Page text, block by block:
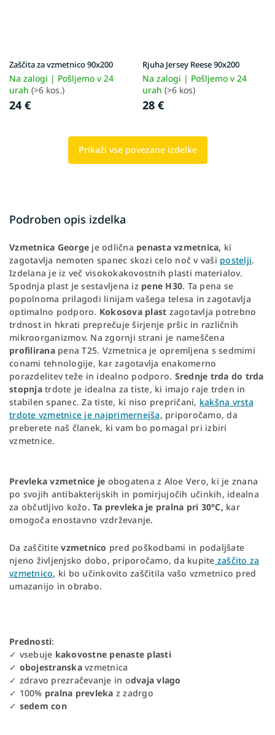
Zaščita za vzmetnico 90x200
Na zalogi | Pošljemo v 24
urah (>6 kos.)
24 €
Rjuha Jersey Reese 90x200
Na zalogi | Pošljemo v 24
urah (>6 kos)
28 €
Prikaži vse povezane izdelke
Podroben opis izdelka
Vzmetnica George je odlična penasta vzmetnica, ki
zagotavlja nemoten spanec skozi celo noč v vaši postelji.
Izdelana je iz več visokokakovostnih plasti materialov.
Spodnja plast je sestavljena iz pene H30. Ta pena se
popolnoma prilagodi linijam vašega telesa in zagotavlja
optimalno podporo. Kokosova plast zagotavlja potrebno
trdnost in hkrati preprečuje širjenje pršic in različnih
mikroorganizmov. Na zgornji strani je nameščena
profilirana pena T25. Vzmetnica je opremljena s sedmimi
conami tehnologije, kar zagotavlja enakomerno
porazdelitev teže in idealno podporo. Srednje trda do trda
stopnjatrdote je idealna za tiste, ki imajo raje trden in
stabilen spanec. Za tiste, ki niso prepričani, kakšna vrsta
trdote vzmetnice je najprimernejša, priporočamo, da
preberete naš članek, ki vam bo pomagal pri izbiri
vzmetnice.
Prevleka vzmetnice je obogatena z Aloe Vero, ki je znana
po svojih antibakterijskih in pomirjujočih učinkih, idealna
za občutljivo kožo. Ta prevleka je pralna pri 30°C, kar
omogoča enostavno vzdrževanje.
Da zaščititevzmetnico pred poškodbami in podaljšate
njeno življenjsko dobo, priporočamo, da kupite zaščito za
vzmetnico, ki bo učinkovito zaščitila vašo vzmetnico pred
umazanijo in obrabo.
Prednosti:
✓ vsebuje kakovostne penaste plasti
✓ obojestranska vzmetnica
✓ zdravo prezračevanje in odvaja vlago
✓ 100% pralna prevleka z zadrgo
✓ sedem con